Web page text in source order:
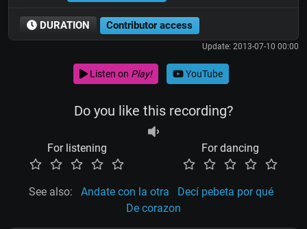
DURATION Contributor access
Update: 2013-07-10 00:00
Listen on Play! YouTube
Do you like this recording?
For listening For dancing
See also: Andate con la otra
Decí pebeta por qué
De corazon